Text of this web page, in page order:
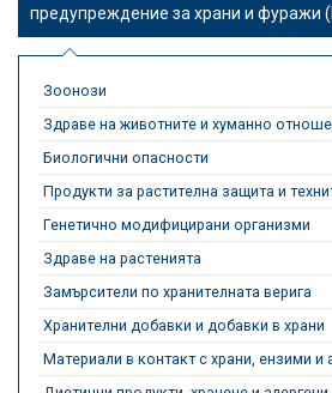
предупреждение за храни и фуражи
Зоонози
Здраве на животните и хуманно
Биологични опасности
Продукти за растителна защита и
Генетично модифицирани организми
Здраве на растенията
Замърсители по хранителната верига
Хранителни добавки и добавки в храни
Материали в контакт с храни, ензими и